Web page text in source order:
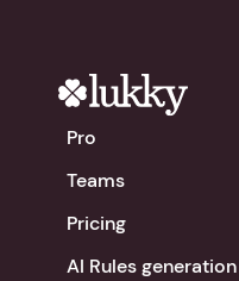
Pro
Teams
Pricing
AI Rules generation